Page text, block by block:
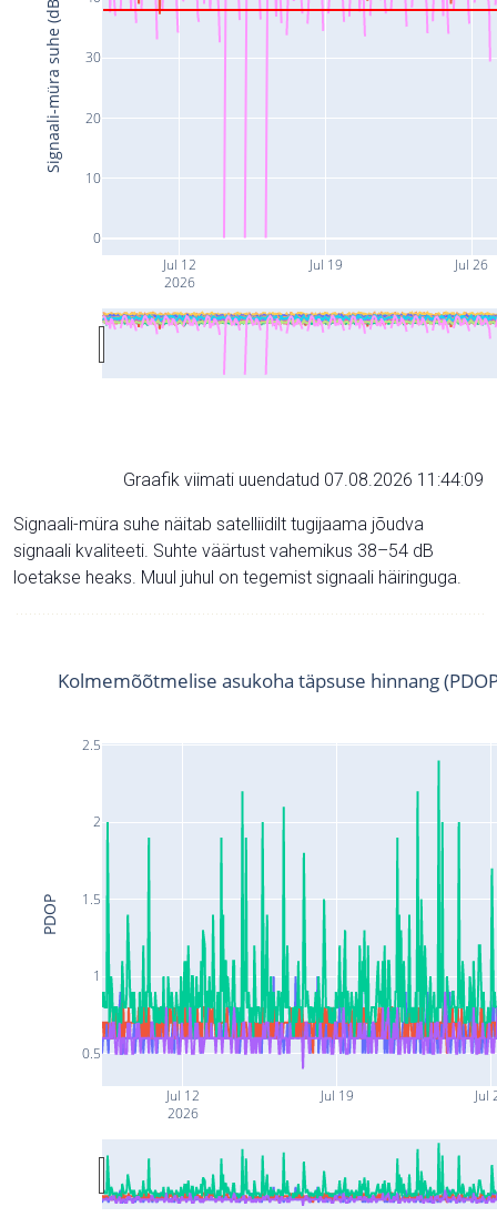
Jul 12
2026
Jul 19 Jul 26
0
10
20
30
Signaali-müra suhe (dB)
Graafik viimati uuendatud 07.08.2026 11:44:09
Signaali-müra suhe näitab satelliidilt tugijaama jõudva
signaali kvaliteeti. Suhte väärtust vahemikus 38–54 dB
loetakse heaks. Muul juhul on tegemist signaali häiringuga.
Jul 12
2026
Jul 19 Jul
0.5
1
1.5
2
2.5
Kolmemõõtmelise asukoha täpsuse hinnang
PDOP